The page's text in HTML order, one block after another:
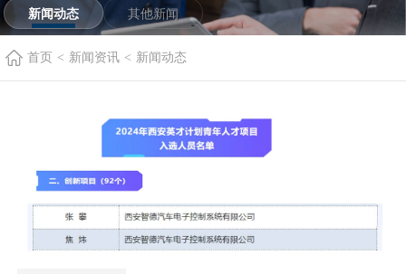
新闻动态 其他新闻
首页 < 新闻资讯 < 新闻动态